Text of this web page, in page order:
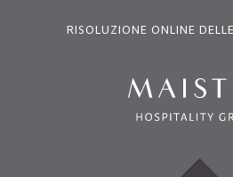
RISOLUZIONE ONLINE